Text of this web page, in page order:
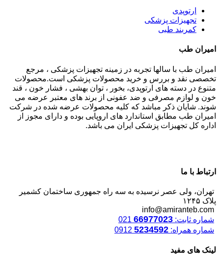
ارتوپدی
تجهیزات پزشکی
کمربند طبی
امیران طب
امیران طب با سالها تجربه در زمینه تجهیزات پزشکی ، مرجع
تخصصی نقد و بررس و خرید محصولات پزشکی است.محصولات
متنوع در دسته های ارتوپدی، بخور ، توان بهشی ، فشار خون ، قند
خون و لوازم مصرفی و ضد عفونی از برند های معتبر عرضه می
شوند. شایان ذکر مباشد که کلیه محصولات عرضه شده در شرکت
امیران طب مطابق استاندارد های اروپایی بوده و دارای مجوز از
اداره کل تجهیزات پزشکی ایران می باشد.
ارتباط با ما
تهران، ولی عصر نرسیده به سه راه جمهوری ساختمان کشمیر
پلاک ۱۲۴۵
info@amiranteb.com
شماره ثابت: 66977023
شماره همراه: 5234592
لینک های مفید